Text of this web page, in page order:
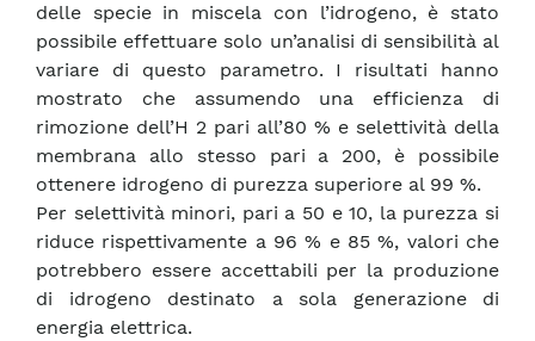
delle specie in miscela con l’idrogeno, è stato
possibile effettuare solo un’analisi di sensibilità al
variare di questo parametro. I risultati hanno
mostrato che assumendo una efficienza di
rimozione dell’H 2 pari all’80 % e selettività della
membrana allo stesso pari a 200, è possibile
ottenere idrogeno di purezza superiore al 99 %.
Per selettività minori, pari a 50 e 10, la purezza si
riduce rispettivamente a 96 % e 85 %, valori che
potrebbero essere accettabili per la produzione
di idrogeno destinato a sola generazione di
energia elettrica.